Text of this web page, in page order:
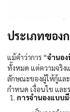
ประเภทของ
แม้คำว่าการ “จำนอ
ทั้งหมด แต่ความจริง
ลักษณะของผู้ให้กู้แล
กำหนด เงื่อนไข แล
การจำนองแบบ